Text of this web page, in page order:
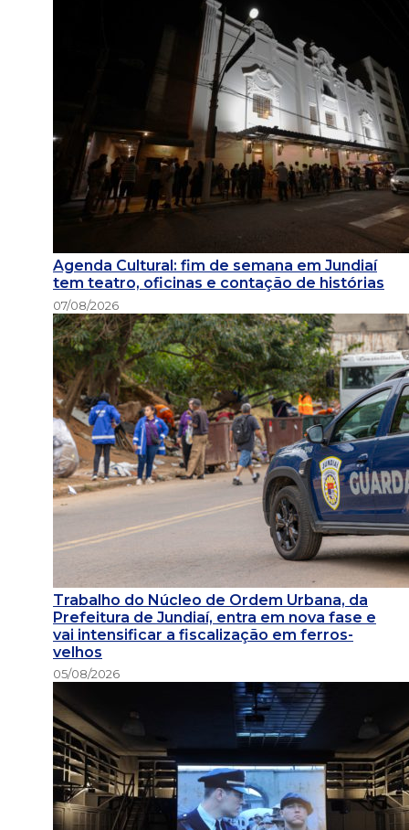
Agenda Cultural: fim de semana em Jundiaí
tem teatro, oficinas e contação de histórias
07/08/2026
Trabalho do Núcleo de Ordem Urbana, da
Prefeitura de Jundiaí, entra em nova fase e
vai intensificar a fiscalização em ferros-
velhos
05/08/2026